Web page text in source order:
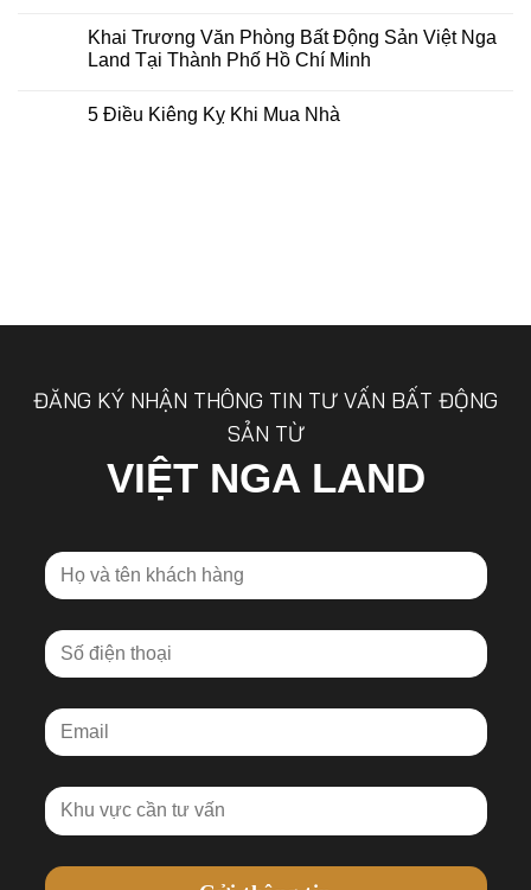
Khai Trương Văn Phòng Bất Động Sản Việt Nga
Land Tại Thành Phố Hồ Chí Minh
5 Điều Kiêng Kỵ Khi Mua Nhà
ĐĂNG KÝ NHẬN THÔNG TIN TƯ VẤN BẤT ĐỘNG
SẢN TỪ
VIỆT NGA LAND